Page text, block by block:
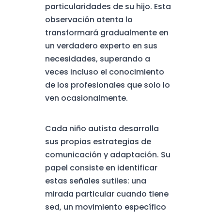
particularidades de su hijo. Esta
observación atenta lo
transformará gradualmente en
un verdadero experto en sus
necesidades, superando a
veces incluso el conocimiento
de los profesionales que solo lo
ven ocasionalmente.
Cada niño autista desarrolla
sus propias estrategias de
comunicación y adaptación. Su
papel consiste en identificar
estas señales sutiles: una
mirada particular cuando tiene
sed, un movimiento específico